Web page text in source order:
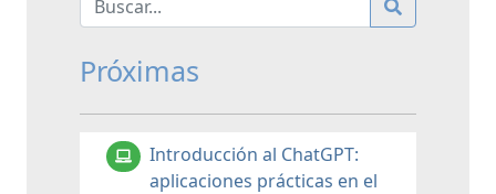
Próximas
Introducción al ChatGPT:
aplicaciones prácticas en el